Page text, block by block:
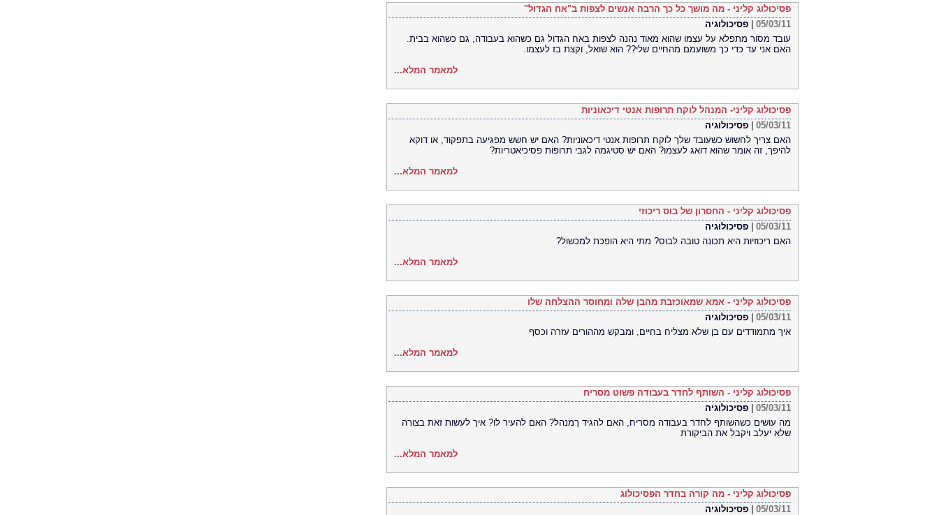
פסיכולוג קליני - מה מושך כל כך הרבה אנשים לצפות ב"אח הגדול"
05/03/11
פסיכולוגיה
עובד מסור מתפלא על עצמו שהוא מאוד נהנה לצפות באח הגדול גם כשהוא בעבודה, גם כשהוא בבית.
האם אני עד כדי כך משועמם מהחיים שלי?? הוא שואל, וקצת בז לעצמו.
למאמר המלא...
פסיכולוג קליני- המנהל לוקח תרופות אנטי דיכאוניות
05/03/11
פסיכולוגיה
האם צריך לחשוש כשעובד שלך לוקח תרופות אנטי דיכאוניות? האם יש חשש מפגיעה בתפקוד, או דוקא
להיפך, זה אומר שהוא דואג לעצמו? האם יש סטיגמה לגבי תרופות פסיכיאטריות?
למאמר המלא...
פסיכולוג קליני - החסרון של בוס ריכוזי
05/03/11
פסיכולוגיה
האם ריכוזיות היא תכונה טובה לבוס? מתי היא הופכת למכשול?
למאמר המלא...
פסיכולוג קליני - אמא שמאוכזבת מהבן שלה ומחוסר ההצלחה שלו
05/03/11
פסיכולוגיה
איך מתמודדים עם בן שלא מצליח בחיים, ומבקש מההורים עזרה וכסף
למאמר המלא...
פסיכולוג קליני - השותף לחדר בעבודה פשוט מסריח
05/03/11
פסיכולוגיה
מה עושים כשהשותף לחדר בעבודה מסריח, האם להגיד ךמנהל? האם להעיר לו? איך לעשות זאת בצורה
שלא יעלב ויקבל את הביקורת
למאמר המלא...
פסיכולוג קליני - מה קורה בחדר הפסיכולוג
05/03/11
פסיכולוגיה